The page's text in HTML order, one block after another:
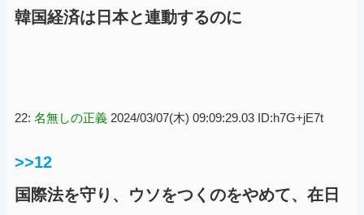
韓国経済は日本と連動するのに
22: 名無しの正義 2024/03/07(木) 09:09:29.03 ID:h7G+jE7t
>>12
国際法を守り、ウソをつくのをやめて、在日